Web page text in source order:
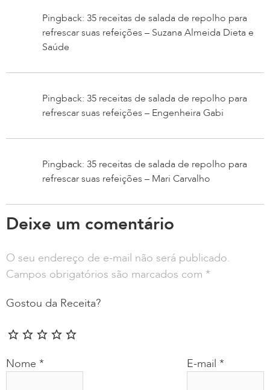
Pingback: 35 receitas de salada de repolho para
refrescar suas refeições – Suzana Almeida Dieta e
Saúde
Pingback: 35 receitas de salada de repolho para
refrescar suas refeições – Engenheira Gabi
Pingback: 35 receitas de salada de repolho para
refrescar suas refeições – Mari Carvalho
Deixe um comentário
O seu endereço de e-mail não será publicado.
Campos obrigatórios são marcados com *
Gostou da Receita?
Nome * E-mail *